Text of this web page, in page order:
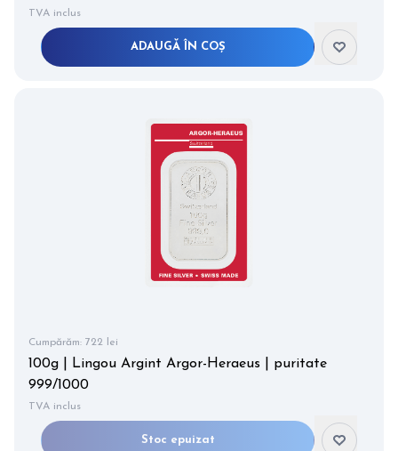
TVA inclus
ADAUGĂ ÎN COȘ
Cumpărăm: 722 lei
100g | Lingou Argint Argor-Heraeus | puritate
999/1000
TVA inclus
Stoc epuizat